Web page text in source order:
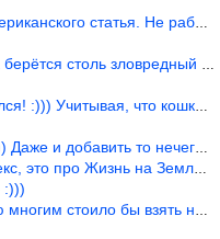
статья. Не работает эта ф
столь зловредный феминизм?
Учитывая, что кошки 10-1
и добавить то нечего…
про Жизнь на Земле. Супруж
бы взять на вооружение